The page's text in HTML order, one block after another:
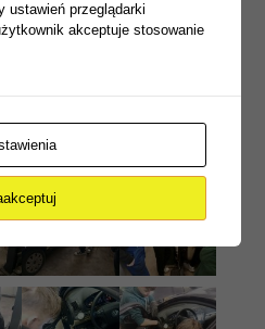
ustawień przeglądarki
akceptuje stosowanie